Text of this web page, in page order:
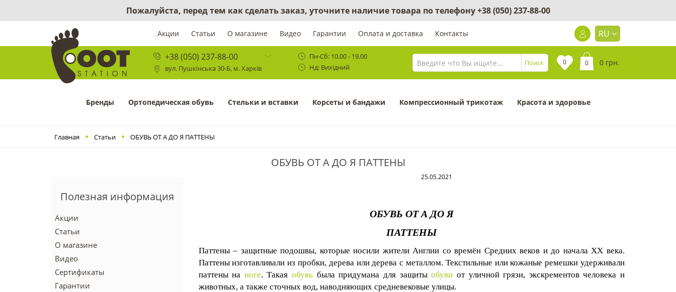
Пожалуйста, перед тем как сделать заказ, уточните наличие товара по телефону+38 (050) 237-88-00
Акции Статьи О магазине Видео Гарантии Оплата и доставка Контакты RU
+38 (050) 237-88-00
вул. Пушкінська 30-Б, м. Харків
Пн-Сб: 10.00 - 19.00
Нд: Вихідний
Поиск 0 0 0 грн.
Бренды Ортопедическая обувь Cтельки и вставки Корсеты и бандажи Компрессионный трикотаж Красота и здоровье
Главная Статьи ОБУВЬ ОТ А ДО Я ПАТТЕНЫ
ОБУВЬ ОТ А ДО Я ПАТТЕНЫ
Полезная информация
Акции
Статьи
О магазине
Видео
Сертификаты
Гарантии
25.05.2021
ОБУВЬ ОТ А ДО Я
ПАТТЕНЫ
Паттены – защитные подошвы, которые носили жители Англии со времён Средних веков и до начала XX века.
Паттены изготавливали из пробки, дерева или дерева с металлом. Текстильные или кожаные ремешки удерживали
паттены на ноге. Такаяобувь была придумана для защитыобуви от уличной грязи, экскрементов человека и
животных, а также сточных вод, наводняющих средневековые улицы.